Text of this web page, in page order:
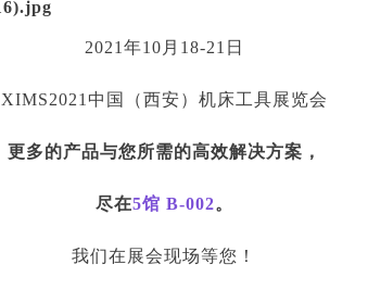
2021年10月18-21日
XIMS2021中国（西安）机床工具展览会
更多的产品与您所需的高效解决方案，
尽在5馆 B-002。
我们在展会现场等您！